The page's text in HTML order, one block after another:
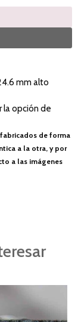
mm alto
la opción de
de forma
a la otra, y por
a las imágenes